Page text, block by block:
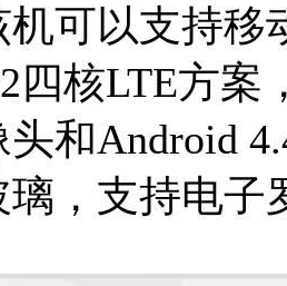
可以支持移
四核LTE方案
和Android
，支持电子